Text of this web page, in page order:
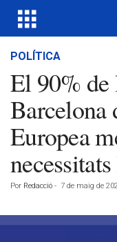
POLÍTICA
El 90% de
Barcelona
Europea
Por Redacció - 7 de maig de